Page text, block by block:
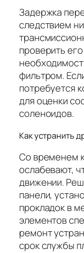
Задержка
следствием
проверить
фильтром.
потребуется
для оценки
соленоидов.
Как устранить
Со временем
ослабевают,
движении.
панели,
прокладок в
элементов
ремонт
срок службы